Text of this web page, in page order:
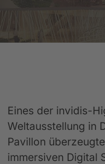
Eines der invidis-
Weltausstellung in
Pavillon
immersiven Digital